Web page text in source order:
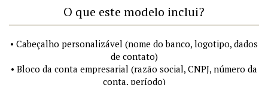
O que este modelo inclui?
• Cabeçalho personalizável (nome do banco, logotipo, dados
de contato)
• Bloco da conta empresarial (razão social, CNPJ, número da
conta, período)